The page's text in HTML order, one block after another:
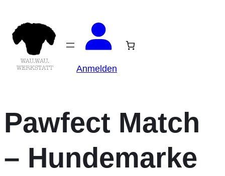
Anmelden
Pawfect Match
– Hundemarke